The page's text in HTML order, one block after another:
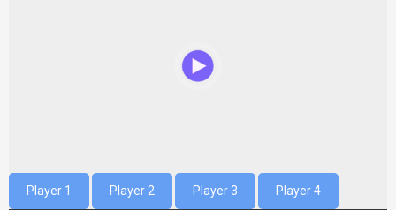
Player 1 Player 2 Player 3 Player 4